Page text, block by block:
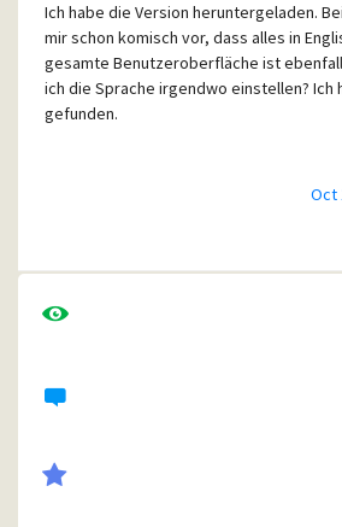
Ich habe die Version heruntergeladen.
mir schon komisch vor, dass alles in
gesamte Benutzeroberfläche ist
ich die Sprache irgendwo einstellen? Ich
gefunden.
Oct